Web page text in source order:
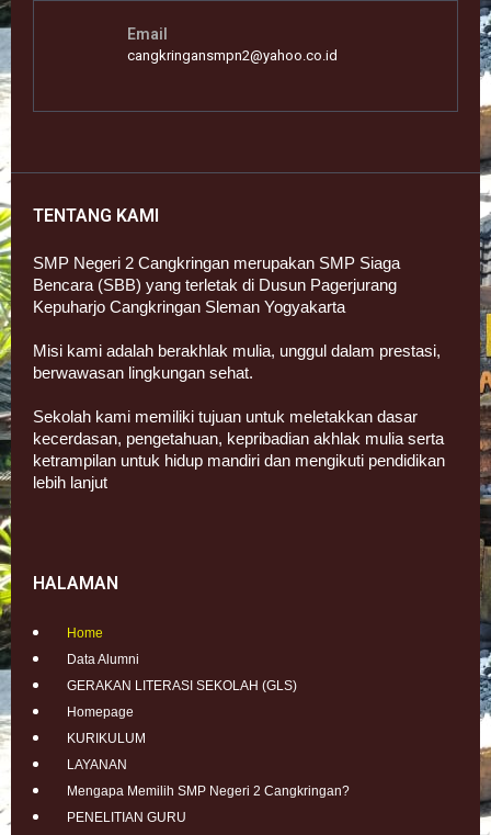
Email
cangkringansmpn2@yahoo.co.id
TENTANG KAMI
SMP Negeri 2 Cangkringan merupakan SMP Siaga
Bencara (SBB) yang terletak di Dusun Pagerjurang
Kepuharjo Cangkringan Sleman Yogyakarta
Misi kami adalah berakhlak mulia, unggul dalam prestasi,
berwawasan lingkungan sehat.
Sekolah kami memiliki tujuan untuk meletakkan dasar
kecerdasan, pengetahuan, kepribadian akhlak mulia serta
ketrampilan untuk hidup mandiri dan mengikuti pendidikan
lebih lanjut
HALAMAN
Home
Data Alumni
GERAKAN LITERASI SEKOLAH (GLS)
Homepage
KURIKULUM
LAYANAN
Mengapa Memilih SMP Negeri 2 Cangkringan?
PENELITIAN GURU